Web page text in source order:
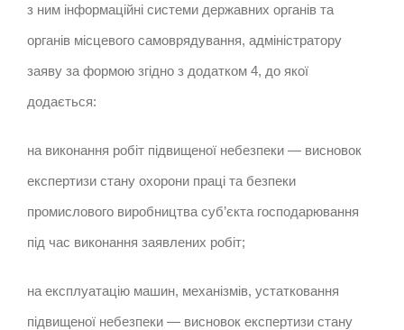
з ним інформаційні системи державних органів та
органів місцевого самоврядування, адміністратору
заяву за формою згідно з додатком 4, до якої
додається:
на виконання робіт підвищеної небезпеки — висновок
експертизи стану охорони праці та безпеки
промислового виробництва суб’єкта господарювання
під час виконання заявлених робіт;
на експлуатацію машин, механізмів, устатковання
підвищеної небезпеки — висновок експертизи стану